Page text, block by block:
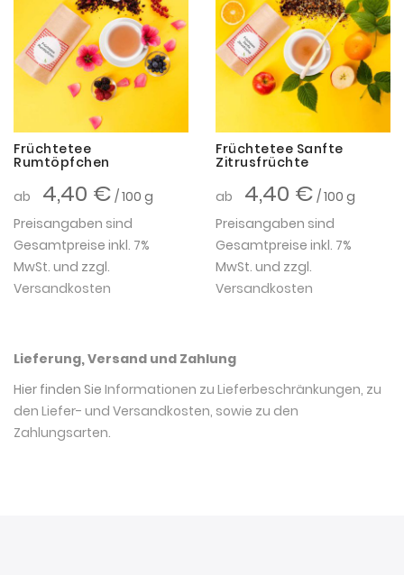
Früchtetee
Rumtöpfchen
ab
4,40 € / 100 g
Preisangaben sind
Gesamtpreise inkl. 7%
MwSt. und zzgl.
Versandkosten
Früchtetee Sanfte
Zitrusfrüchte
ab
4,40 € / 100 g
Preisangaben sind
Gesamtpreise inkl. 7%
MwSt. und zzgl.
Versandkosten
Lieferung, Versand und Zahlung
Hier finden Sie Informationen zu Lieferbeschränkungen, zu
den Liefer- und Versandkosten, sowie zu den
Zahlungsarten.